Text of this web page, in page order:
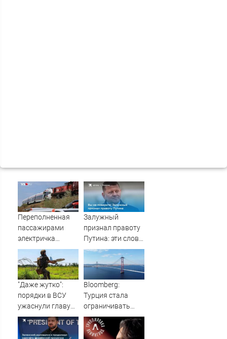
Переполненная
пассажирами
электричка
столкнулась с
грузовым
поездом —
десятки человек
пострадали.
Залужный
признал правоту
Путина: эти слова
прозвучали не
просто так
"Даже жутко":
порядки в ВСУ
ужаснули главу
британской
армии
Bloomberg:
Турция стала
ограничивать
проход судов в
Черное море из-за